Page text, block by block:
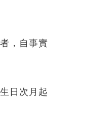
，自事實
日次月起